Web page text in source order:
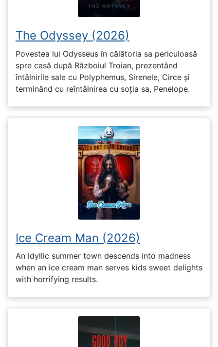
The Odyssey (2026)
Povestea lui Odysseus în călătoria sa periculoasă
spre casă după Războiul Troian, prezentând
întâlnirile sale cu Polyphemus, Sirenele, Circe și
terminând cu reîntâlnirea cu soția sa, Penelope.
Ice Cream Man (2026)
An idyllic summer town descends into madness
when an ice cream man serves kids sweet delights
with horrifying results.